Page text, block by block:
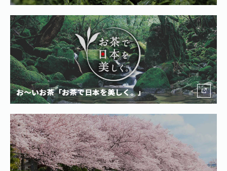
お〜いお茶「お茶で日本を美しく。」